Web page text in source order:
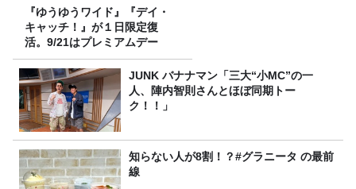
『ゆうゆうワイド』『デイ・
キャッチ！』が１日限定復
活。9/21はプレミアムデー
JUNK バナナマン「三大“小MC”の一
人、陣内智則さんとほぼ同期トー
ク！！」
知らない人が8割！？#グラニータ の最前
線